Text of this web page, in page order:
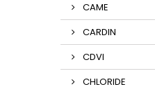
CAME
CARDIN
CDVI
CHLORIDE